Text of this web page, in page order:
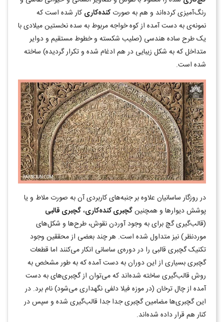
رنگ‌آمیزی کرده‌اند و هم به صورتکنده‌کاری کار شده است که
نمونه‌ی به دست آمده از کوه خواجه مربوط به سده نخستین میلادی با
یک طرح ساده هندسی (صلیب شکسته و خطوط مستقیم و دوایر
متداخل که به شکل زیبایی در هم ادغام شده و تکرار گردیده) ساخته
شده است.
در روزگار ساسانیان علاوه بر جنبه‌های کاربردی آن به صورت ملاط و یا
پوشش دیوارها و همچنینگچبری کنده‌کاری،گچبری قالبی
(قالب‌گیری گچ برای به وجود آوردن نقوش، طرح‌ها و شکل‌های
موردنظر) نیز متداول شده است. هر چند بعضی از محققین وجود
تکنیک گچبری قالبی را در دوره‌ی ساسانی انکار می‌کنند اما قطعات
گچبری بسیاری از این دوران به دست آمده که به طور مشخص به
روش قالب‌گیری ساخته شده‌اند که می‌توان از گچبری‌های به دست
آمده از چال ترخان (در موزه فیلا دلفی نگهداری می‌شود) نام برد. در
این گچبری‌ها مضامین گچبری جدا جدا قالب‌گیری شده و سپس در
کنار هم قرار داده شده‌اند.